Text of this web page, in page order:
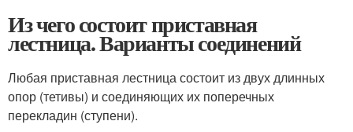
Из чего состоит приставная
лестница. Варианты соединений
Любая приставная лестница состоит из двух длинных
опор (тетивы) и соединяющих их поперечных
перекладин (ступени).